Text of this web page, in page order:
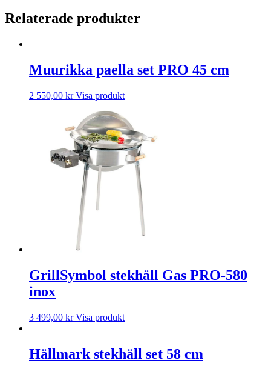
Relaterade produkter
Muurikka paella set PRO 45 cm
2 550,00 kr Visa produkt
GrillSymbol stekhäll Gas PRO-580
inox
3 499,00 kr Visa produkt
Hällmark stekhäll set 58 cm